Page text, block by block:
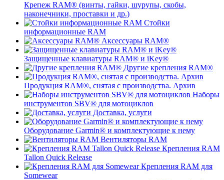
Крепеж RAM® (винты, гайки, шурупы, скобы,
наконечники, проставки и др.)
Стойки
информационные RAM
Аксессуары RAM®
Защищенные клавиатуры RAM® и iKey®
Другие крепления RAM®
Продукция RAM®, снятая с производства. Архив
Наборы
инструментов SBV® для мотоциклов
Доставка, услуги
Оборудование Garmin® и комплектующие к нему
Вентиляторы RAM
Крепления RAM
Tallon Quick Release
Крепления RAM для
Somewear